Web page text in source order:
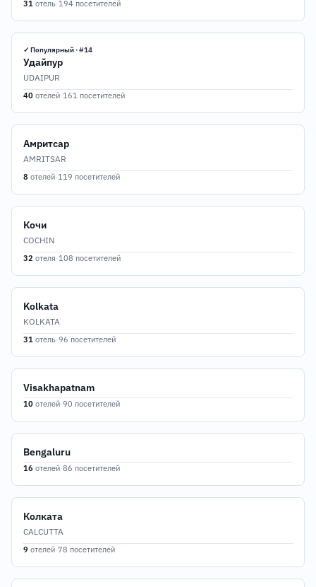
31 отель·194 посетителей
✓ Популярный · #14
Удайпур
UDAIPUR
40 отелей·161 посетителей
Амритсар
AMRITSAR
8 отелей·119 посетителей
Кочи
COCHIN
32 отеля·108 посетителей
Kolkata
KOLKATA
31 отель·96 посетителей
Visakhapatnam
10 отелей·90 посетителей
Bengaluru
16 отелей·86 посетителей
Колката
CALCUTTA
9 отелей·78 посетителей